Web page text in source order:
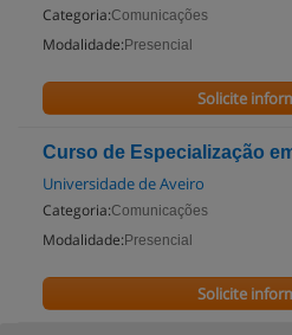
Categoria:Comunicações
Modalidade: Presencial
Solicite
Curso de Especialização
Universidade de Aveiro
Categoria:Comunicações
Modalidade: Presencial
Solicite